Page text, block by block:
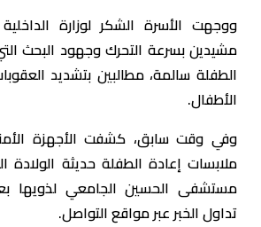
ووجهت الأسرة الشكر لوزارة الداخلية
مشيدين بسرعة التحرك وجهود البحث
الطفلة سالمة، مطالبين بتشديد
الأطفال.
وفي وقت سابق، كشفت الأجهزة
ملابسات إعادة الطفلة حديثة
مستشفى الحسين الجامعي لذويها
تداول الخبر عبر مواقع التواصل.